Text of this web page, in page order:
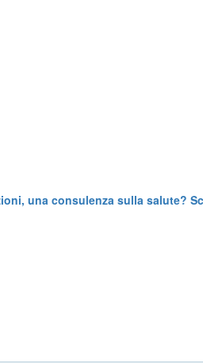
una consulenza sulla salute?